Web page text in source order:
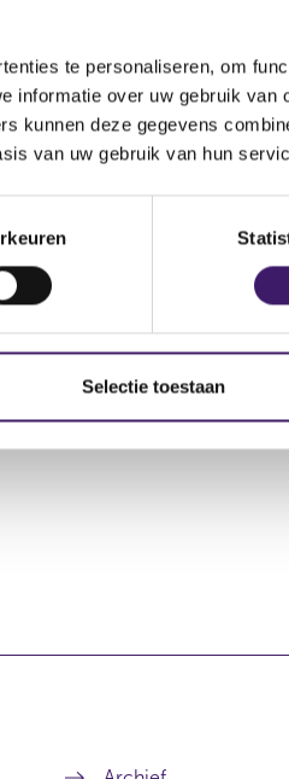
te personaliseren, om
informatie over uw gebruik
kunnen deze gegevens
van uw gebruik van hun
Selectie toestaan
Reëel
Potentieel
0,00 %
0,00 %